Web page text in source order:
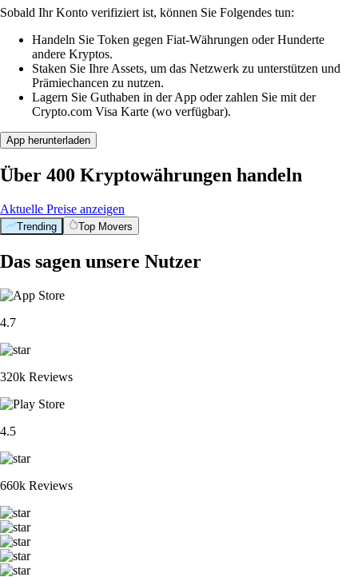
Sobald Ihr Konto verifiziert ist, können Sie Folgendes tun:
Handeln Sie Token gegen Fiat-Währungen oder Hunderte
andere Kryptos.
Staken Sie Ihre Assets, um das Netzwerk zu unterstützen und
Prämiechancen zu nutzen.
Lagern Sie Guthaben in der App oder zahlen Sie mit der
Crypto.com Visa Karte (wo verfügbar).
App herunterladen
Über 400 Kryptowährungen handeln
Aktuelle Preise anzeigen
Trending Top Movers
Das sagen unsere Nutzer
4.7
320k Reviews
4.5
660k Reviews